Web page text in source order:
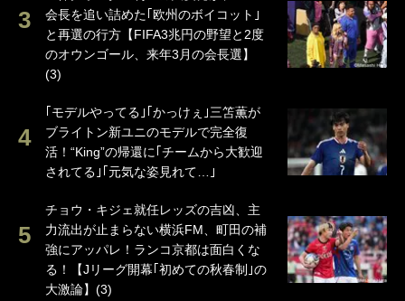
会長を追い詰めた｢欧州のボイコット｣
と再選の行方【FIFA3兆円の野望と2度
のオウンゴール、来年3月の会長選】
(3)
｢モデルやってる｣｢かっけぇ｣三笘薫が
ブライトン新ユニのモデルで完全復
活！“King”の帰還に｢チームから大歓迎
されてる｣｢元気な姿見れて…｣
チョウ・キジェ就任レッズの吉凶、主
力流出が止まらない横浜FM、町田の補
強にアッパレ！ランコ京都は面白くな
る！【Jリーグ開幕｢初めての秋春制｣の
大激論】(3)